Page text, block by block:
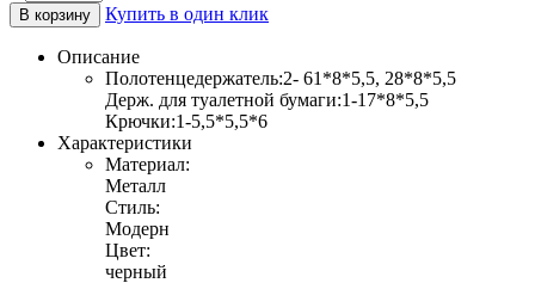
В корзину Купить в один клик
Описание
Полотенцедержатель:2- 61*8*5,5, 28*8*5,5
Держ. для туалетной бумаги:1-17*8*5,5
Крючки:1-5,5*5,5*6
Характеристики
Материал:
Металл
Стиль:
Модерн
Цвет:
черный